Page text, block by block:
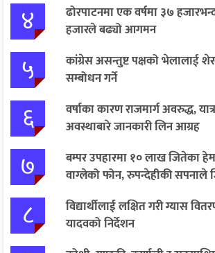
४
ढोरपाटनमा एक वर्षमा ३७
हजारले बढ्यो आगमन
५
कांग्रेस असन्तुष्ट पक्षको भेलालाई
सम्बोधन गर्ने
६
वर्षाका कारण राजमार्ग अवरुद्ध,
अवस्थाबारे जानकारी लिन आग्रह
७
बम्पर उपहारमा १० लाख जितेका
वाग्लेको फोन, रुपन्देहीकी
८
विद्यार्थीलाई लक्षित गरी ग्यास
यादवको निर्देशन